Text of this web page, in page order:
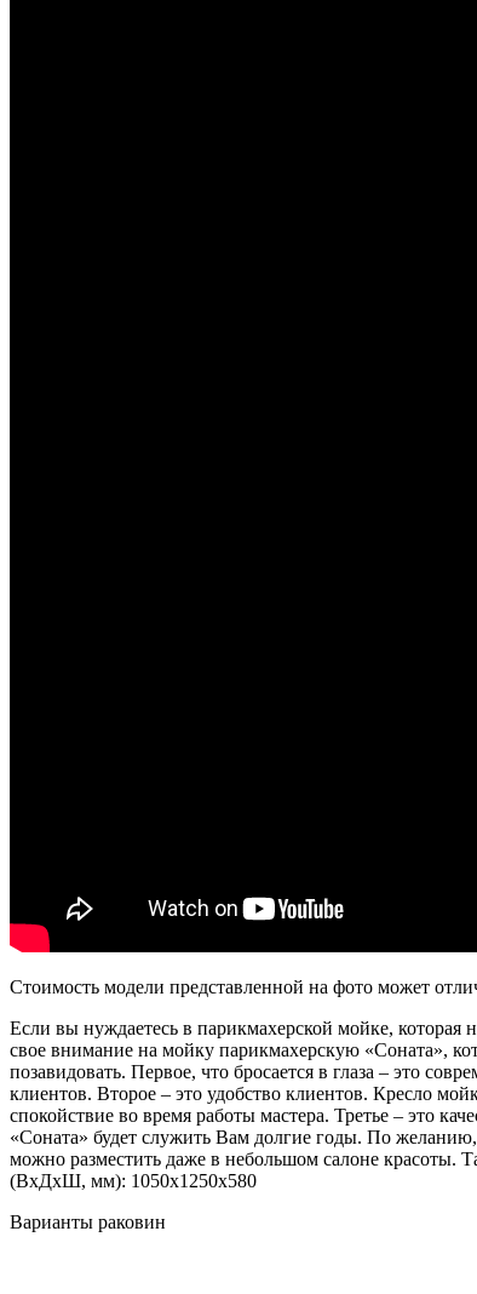
Стоимость модели представленной на фото может
Если вы нуждаетесь в парикмахерской мойке, которая
свое внимание на мойку парикмахерскую «Соната»,
позавидовать. Первое, что бросается в глаза – это
клиентов. Второе – это удобство клиентов. Кресло
спокойствие во время работы мастера. Третье – это
«Соната» будет служить Вам долгие годы. По
можно разместить даже в небольшом салоне красоты.
(ВхДхШ, мм): 1050х1250х580
Варианты раковин